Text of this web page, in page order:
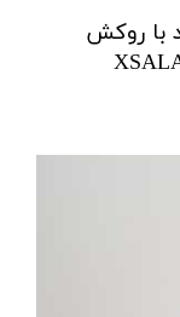
با روکش